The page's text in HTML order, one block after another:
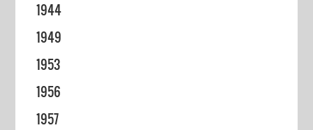
1944
1949
1953
1956
1957